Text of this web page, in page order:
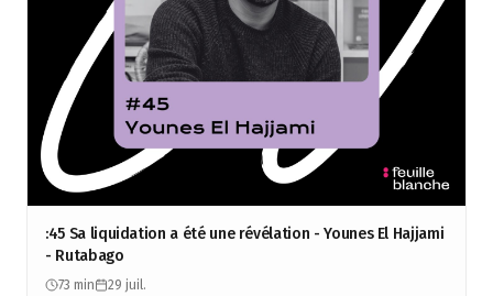
:45 Sa liquidation a été une révélation - Younes El Hajjami
- Rutabago
73 min 29 juil.